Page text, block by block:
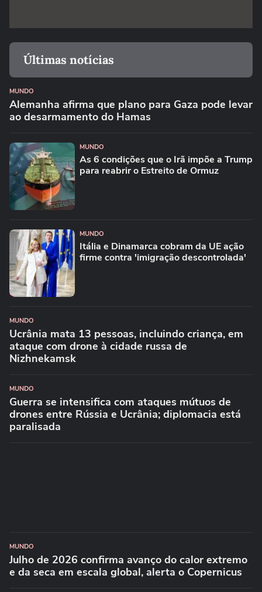
Últimas notícias
MUNDO
Alemanha afirma que plano para Gaza pode levar
ao desarmamento do Hamas
MUNDO
As 6 condições que o Irã impõe a Trump
para reabrir o Estreito de Ormuz
MUNDO
Itália e Dinamarca cobram da UE ação
firme contra 'imigração descontrolada'
MUNDO
Ucrânia mata 13 pessoas, incluindo criança, em
ataque com drone à cidade russa de
Nizhnekamsk
MUNDO
Guerra se intensifica com ataques mútuos de
drones entre Rússia e Ucrânia; diplomacia está
paralisada
MUNDO
Julho de 2026 confirma avanço do calor extremo
e da seca em escala global, alerta o Copernicus